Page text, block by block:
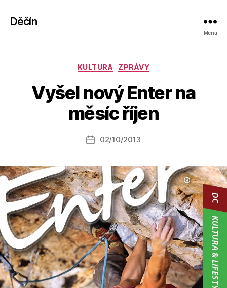
Děčín
Menu
Rubriky
KULTURA ZPRÁVY
Vyšel nový Enter na
měsíc říjen
Autor
příspěvku
A
u
t
a
s
o
Datum
02/10/2013